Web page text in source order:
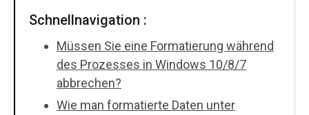
Schnellnavigation :
Müssen Sie eine Formatierung während
des Prozesses in Windows 10/8/7
abbrechen?
Wie man formatierte Daten unter